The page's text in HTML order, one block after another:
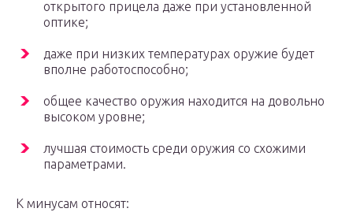
открытого прицела даже при установленной
оптике;
даже при низких температурах оружие будет
вполне работоспособно;
общее качество оружия находится на довольно
высоком уровне;
лучшая стоимость среди оружия со схожими
параметрами.
К минусам относят: